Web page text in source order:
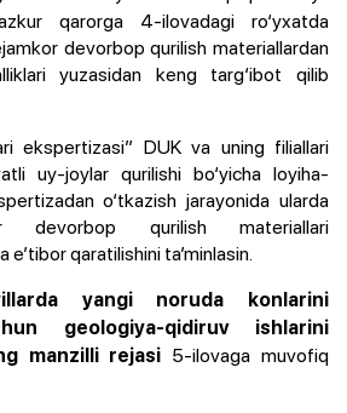
qarorga 4-ilovadagi ro‘yxatda
devorbop qurilish materiallardan
yuzasidan keng targ‘ibot qilib
ekspertizasi” DUK va uning filiallari
uy-joylar qurilishi bo‘yicha loyiha-
o‘tkazish jarayonida ularda
devorbop qurilish materiallari
e’tibor qaratilishini ta’minlasin.
yangi noruda konlarini
geologiya-qidiruv ishlarini
manzilli rejasi 5-ilovaga muvofiq